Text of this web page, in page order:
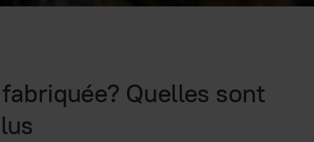
Quelles sont